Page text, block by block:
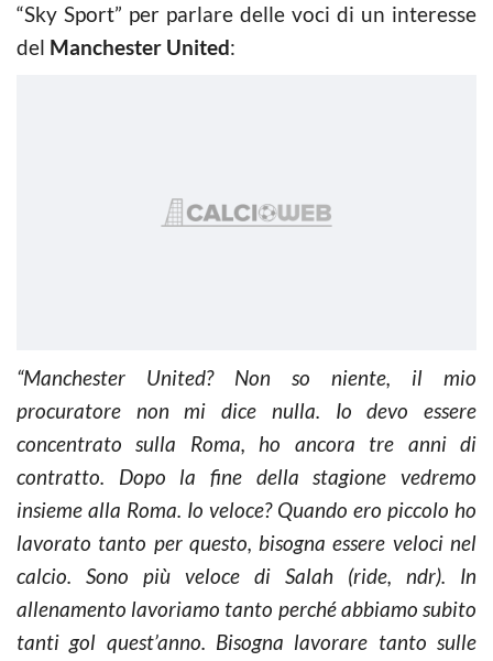
“Sky Sport” per parlare delle voci di un interesse
del Manchester United:
“Manchester United? Non so niente, il mio
procuratore non mi dice nulla. Io devo essere
concentrato sulla Roma, ho ancora tre anni di
contratto. Dopo la fine della stagione vedremo
insieme alla Roma. Io veloce? Quando ero piccolo ho
lavorato tanto per questo, bisogna essere veloci nel
calcio. Sono più veloce di Salah (ride, ndr). In
allenamento lavoriamo tanto perché abbiamo subito
tanti gol quest’anno. Bisogna lavorare tanto sulle